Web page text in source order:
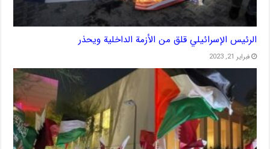
الرئيس الإسرائيلي قلق من الأزمة الداخلية ويحذر
فبراير 21, 2023